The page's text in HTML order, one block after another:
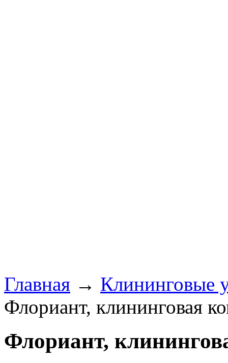
Главная → Клининговые
Флориант, клининговая
Флориант,